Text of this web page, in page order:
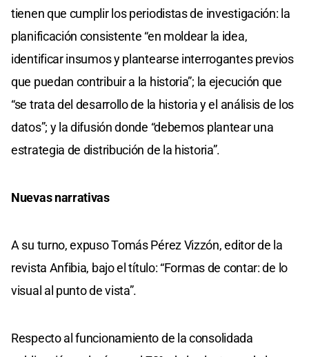
tienen que cumplir los periodistas de investigación: la
planificación consistente “en moldear la idea,
identificar insumos y plantearse interrogantes previos
que puedan contribuir a la historia”; la ejecución que
“se trata del desarrollo de la historia y el análisis de los
datos”; y la difusión donde “debemos plantear una
estrategia de distribución de la historia”.
Nuevas narrativas
A su turno, expuso Tomás Pérez Vizzón, editor de la
revista Anfibia, bajo el título: “Formas de contar: de lo
visual al punto de vista”.
Respecto al funcionamiento de la consolidada